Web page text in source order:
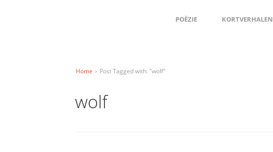
POËZIE KORTVERHALEN
Home › Post Tagged with: "wolf"
wolf